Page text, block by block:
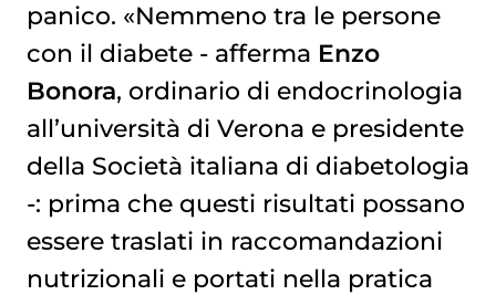
panico. «Nemmeno tra le persone
con il diabete - afferma Enzo
Bonora, ordinario di endocrinologia
all’università di Verona e presidente
della Società italiana di diabetologia
-: prima che questi risultati possano
essere traslati in raccomandazioni
nutrizionali e portati nella pratica